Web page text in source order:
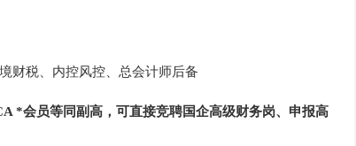
财税、内控风控、总会计师后备
*会员等同副高，可直接竞聘国企高级财务岗、申报高